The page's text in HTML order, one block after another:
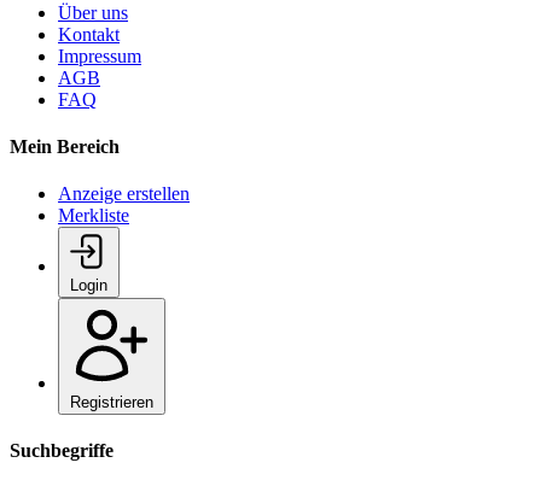
Über uns
Kontakt
Impressum
AGB
FAQ
Mein Bereich
Anzeige erstellen
Merkliste
Login
Registrieren
Suchbegriffe